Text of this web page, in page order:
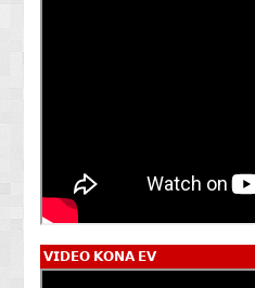
𝗩𝗜𝗗𝗘𝗢 𝗞𝗢𝗡𝗔 𝗘𝗩